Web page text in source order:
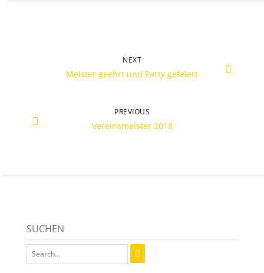
NEXT
Meister geehrt und Party gefeiert
PREVIOUS
Vereinsmeister 2018
SUCHEN